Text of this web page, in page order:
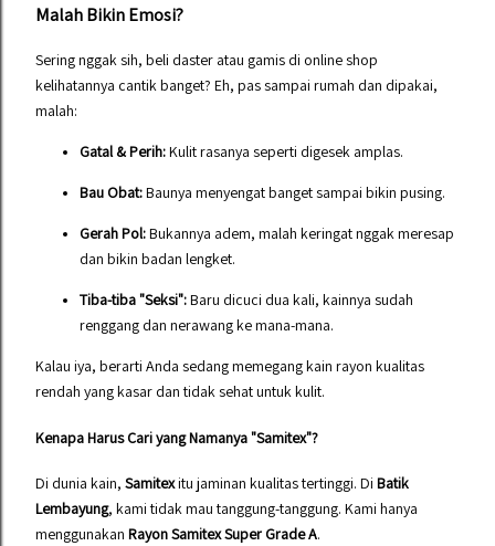
Malah Bikin Emosi?
Sering nggak sih, beli daster atau gamis di online shop
kelihatannya cantik banget? Eh, pas sampai rumah dan dipakai,
malah:
Gatal & Perih:Kulit rasanya seperti digesek amplas.
Bau Obat:Baunya menyengat banget sampai bikin pusing.
Gerah Pol:Bukannya adem, malah keringat nggak meresap
dan bikin badan lengket.
Tiba-tiba "Seksi":Baru dicuci dua kali, kainnya sudah
renggang dan nerawang ke mana-mana.
Kalau iya, berarti Anda sedang memegang kain rayon kualitas
rendah yang kasar dan tidak sehat untuk kulit.
Kenapa Harus Cari yang Namanya "Samitex"?
Di dunia kain, Samitexitu jaminan kualitas tertinggi. Di Batik
Lembayung, kami tidak mau tanggung-tanggung. Kami hanya
menggunakan Rayon Samitex Super Grade A.